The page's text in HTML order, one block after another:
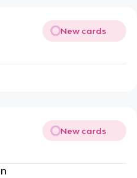
New cards
New cards